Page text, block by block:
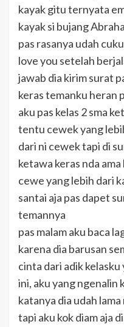
kayak gitu ternyata
kayak si bujang
pas rasanya udah
love you setelah
jawab dia kirim surat
keras temanku heran
aku pas kelas 2 sma
tentu cewek yang
dari ni cewek tapi di
ketawa keras nda
cewe yang lebih dari
santai aja pas dapet
temannya
pas malam aku baca
karena dia barusan
cinta dari adik kelasku
ini, aku yang ngenalin
katanya dia udah
tapi aku kok diam aja